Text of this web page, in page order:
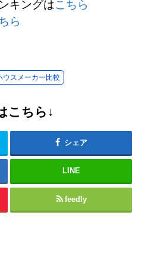
キングはこちら
ら
ウスメーカー比較
こちら↓
シェア
LINE
feedly